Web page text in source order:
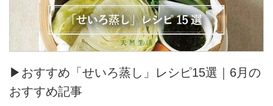
▶おすすめ「せいろ蒸し」レシピ15選｜6月の
おすすめ記事